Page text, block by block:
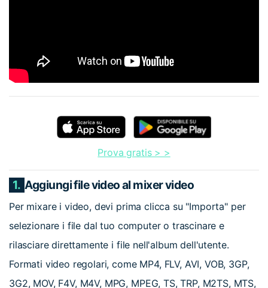
Prova gratis > >
1. Aggiungi file video al mixer video
Per mixare i video, devi prima clicca su "Importa" per
selezionare i file dal tuo computer o trascinare e
rilasciare direttamente i file nell'album dell'utente.
Formati video regolari, come MP4, FLV, AVI, VOB, 3GP,
3G2, MOV, F4V, M4V, MPG, MPEG, TS, TRP, M2TS, MTS,